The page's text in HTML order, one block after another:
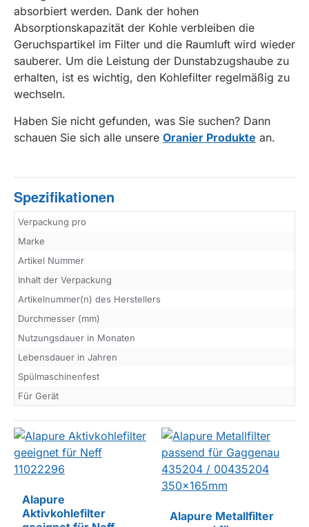
absorbiert werden. Dank der hohen
Absorptionskapazität der Kohle verbleiben die
Geruchspartikel im Filter und die Raumluft wird wieder
sauberer. Um die Leistung der Dunstabzugshaube zu
erhalten, ist es wichtig, den Kohlefilter regelmäßig zu
wechseln.
Haben Sie nicht gefunden, was Sie suchen? Dann
schauen Sie sich alle unsere Oranier Produkte an.
Spezifikationen
Verpackung pro
Marke
Artikel Nummer
Inhalt der Verpackung
Artikelnummer(n) des Herstellers
Durchmesser (mm)
Nutzungsdauer in Monaten
Lebensdauer in Jahren
Spülmaschinenfest
Für Gerät
EIGENMARKE
Alapure
Aktivkohlefilter
Alapure Metallfilter